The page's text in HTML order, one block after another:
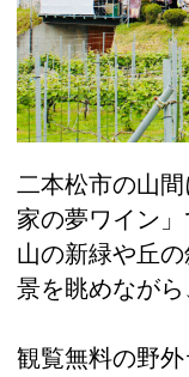
二本松市の山
家の夢ワイン」
山の新緑や丘
景を眺めながら
観覧無料の野